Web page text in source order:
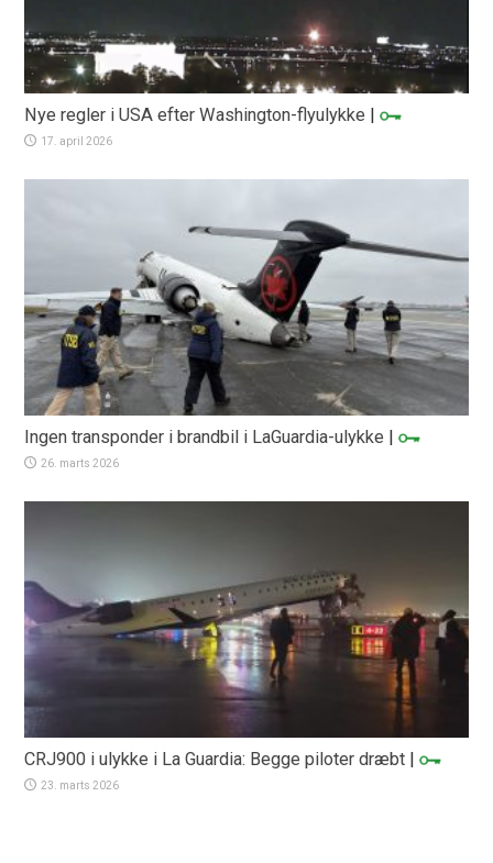
Nye regler i USA efter Washington-flyulykke |
17. april 2026
Ingen transponder i brandbil i LaGuardia-ulykke |
26. marts 2026
CRJ900 i ulykke i La Guardia: Begge piloter dræbt |
23. marts 2026